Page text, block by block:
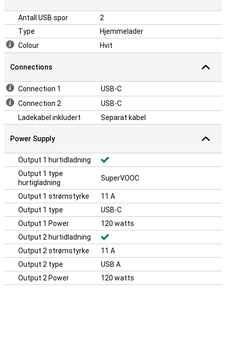
Antall USB spor
2
Type
Hjemmelader
Colour
Hvit
Connections
Connection 1
USB-C
Connection 2
USB-C
Ladekabel inkludert
Separat kabel
Power Supply
Output 1 hurtidladning
Output 1 type
hurtigladning
SuperVOOC
Output 1 strømstyrke
11 A
Output 1 type
USB-C
Output 1 Power
120 watts
Output 2 hurtidladning
Output 2 strømstyrke
11 A
Output 2 type
USB A
Output 2 Power
120 watts